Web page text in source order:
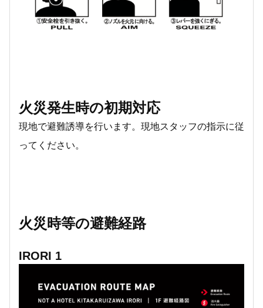
火災発生時の初期対応
現地で避難誘導を行います。現地スタッフの指示に従
ってください。
火災時等の避難経路
IRORI 1